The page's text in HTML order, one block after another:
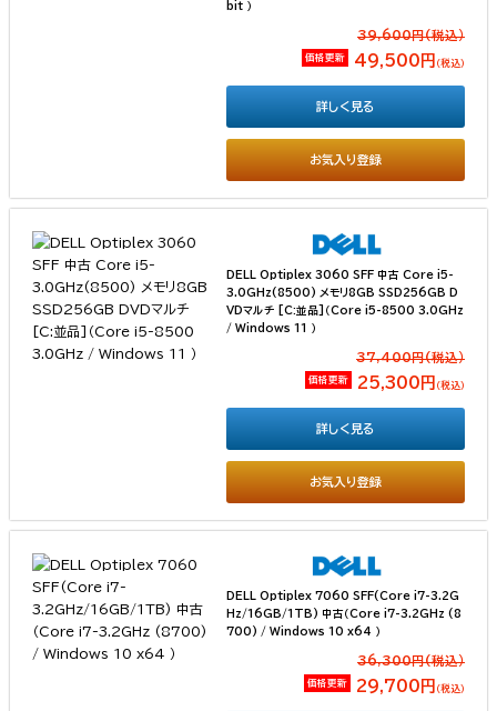
bit ）
39,600円(税込）
価格更新 49,500円 （税込）
お気入り登録
詳しく見る
DELL Optiplex 3060 SFF 中古 Core i5-
3.0GHz(8500) メモリ8GB SSD256GB D
VDマルチ [C:並品]（Core i5-8500 3.0GHz
/ Windows 11 ）
37,400円(税込）
価格更新 25,300円 （税込）
お気入り登録
詳しく見る
DELL Optiplex 7060 SFF(Core i7-3.2G
Hz/16GB/1TB) 中古（Core i7-3.2GHz (8
700) / Windows 10 x64 ）
36,300円(税込）
価格更新 29,700円 （税込）